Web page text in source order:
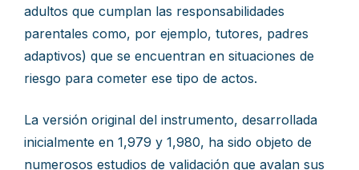
adultos que cumplan las responsabilidades
parentales como, por ejemplo, tutores, padres
adaptivos) que se encuentran en situaciones de
riesgo para cometer ese tipo de actos.
La versión original del instrumento, desarrollada
inicialmente en 1,979 y 1,980, ha sido objeto de
numerosos estudios de validación que avalan sus